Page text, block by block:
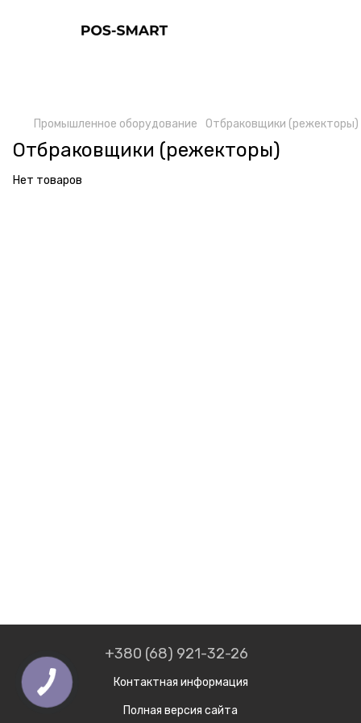
Промышленное оборудование Отбраковщики (режекторы)
Отбраковщики (режекторы)
Нет товаров
+380 (68) 921-32-26
Контактная информация
Полная версия сайта